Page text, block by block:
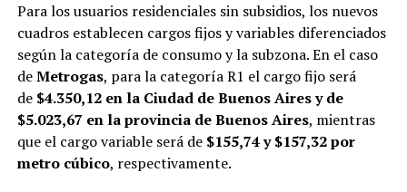
Para los usuarios residenciales sin subsidios, los nuevos
cuadros establecen cargos fijos y variables diferenciados
según la categoría de consumo y la subzona. En el caso
deMetrogas, para la categoría R1 el cargo fijo será
de $4.350,12 en la Ciudad de Buenos Aires y de
$5.023,67 en la provincia de Buenos Aires, mientras
que el cargo variable será de $155,74 y $157,32 por
metro cúbico, respectivamente.